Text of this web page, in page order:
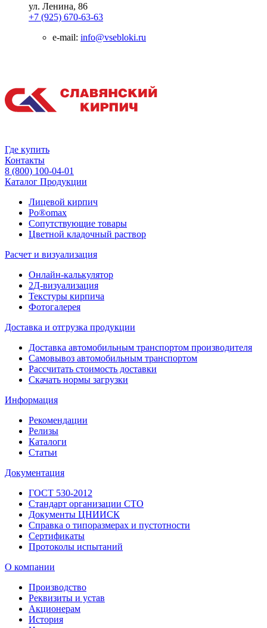
ул. Ленина, 86
+7 (925) 670-63-63
e-mail: info@vsebloki.ru
Где купить
Контакты
8 (800) 100-04-01
Каталог Продукции
Лицевой кирпич
Po®omax
Сопутствующие товары
Цветной кладочный раствор
Расчет и визуализация
Онлайн-калькулятор
2Д-визуализация
Текстуры кирпича
Фотогалерея
Доставка и отгрузка продукции
Доставка автомобильным транспортом производителя
Самовывоз автомобильным транспортом
Рассчитать стоимость доставки
Скачать нормы загрузки
Информация
Рекомендации
Релизы
Каталоги
Статьи
Документация
ГОСТ 530-2012
Стандарт организации СТО
Документы ЦНИИСК
Справка о типоразмерах и пустотности
Сертификаты
Протоколы испытаний
О компании
Производство
Реквизиты и устав
Акционерам
История